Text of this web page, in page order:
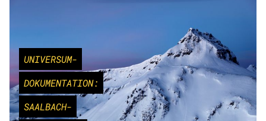
UNIVERSUM-
DOKUMENTATION:
SAALBACH-